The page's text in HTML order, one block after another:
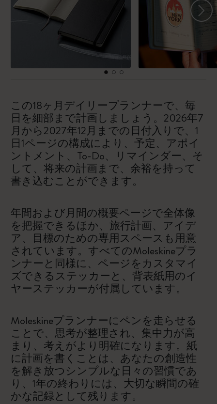
この18ヶ月デイリープランナーで、毎
日を細部まで計画しましょう。2026年7
月から2027年12月までの日付入りで、1
日1ページの構成により、予定、アポイ
ントメント、To-Do、リマインダー、そ
して、将来の計画まで、余裕を持って
書き込むことができます。
年間および月間の概要ページで全体像
を把握できるほか、旅行計画、アイデ
ア、目標のための専用スペースも用意
されています。すべてのMoleskineプラ
ンナーと同様に、ページをカスタマイ
ズできるステッカーと、背表紙用のイ
ヤーステッカーが付属しています。
Moleskineプランナーにペンを走らせる
ことで、思考が整理され、集中力が高
まり、考えがより明確になります。紙
に計画を書くことは、あなたの創造性
を解き放つシンプルな日々の習慣であ
り、1年の終わりには、大切な瞬間の確
かな記録として残ります。